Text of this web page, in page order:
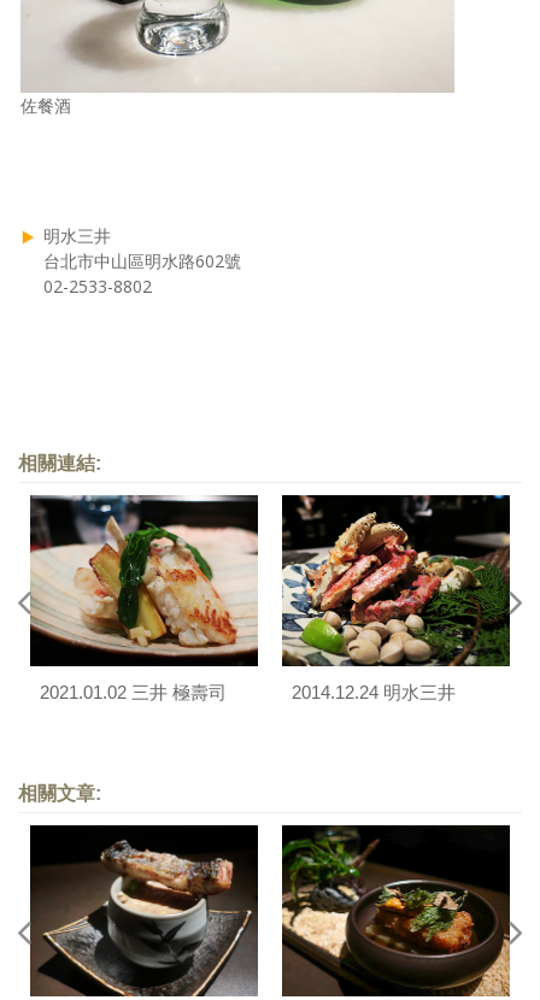
佐餐酒
明水三井
台北市中山區明水路602號
02-2533-8802
相關連結:
2021.01.02 三井 極壽司 2014.12.24 明水三井
相關文章: